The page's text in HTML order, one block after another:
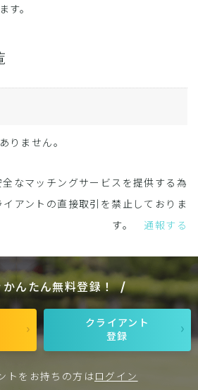
す。
りません。
なマッチングサービスを提供する為
アントの直接取引を禁止しておりま
す。通報する
んたん無料登録！
クライアント
登録
トをお持ちの方はログイン